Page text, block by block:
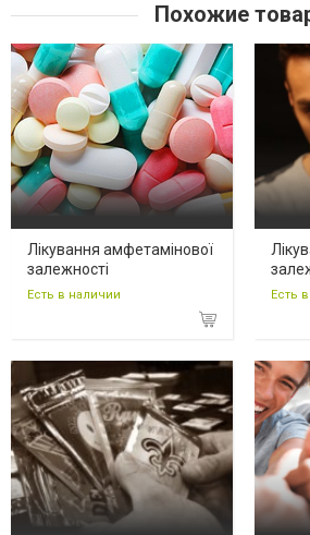
Похожие
Лікування амфетамінової
залежності
Есть в наличии Есть